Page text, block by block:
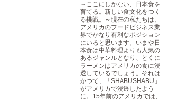
～ここにしかない、日本食を
育てる。新しい食文化をつく
る挑戦。～現在の私たちは、
アメリカのフードビジネス業
界でかなり有利なポジション
にいると思います。いまや日
本食は中華料理よりも人気の
あるジャンルとなり、とくに
ラーメンはアメリカの食に浸
透しているでしょう。それは
かつて、「SHABUSHABU」
がアメリカで浸透したよう
に。15年前のアメリカでは、